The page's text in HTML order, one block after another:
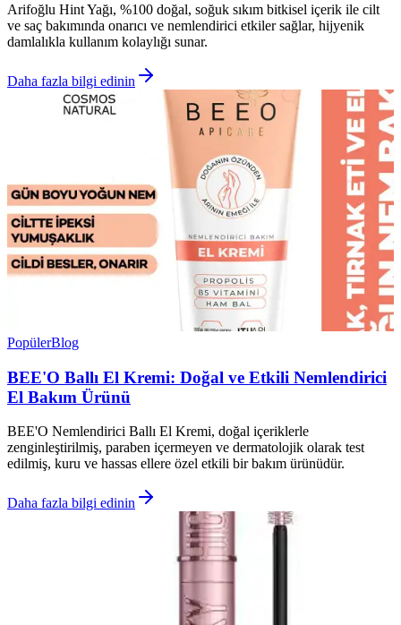
Arifoğlu Hint Yağı, %100 doğal, soğuk sıkım bitkisel içerik ile cilt
ve saç bakımında onarıcı ve nemlendirici etkiler sağlar, hijyenik
damlalıkla kullanım kolaylığı sunar.
Daha fazla bilgi edinin
PopülerBlog
BEE'O Ballı El Kremi: Doğal ve Etkili Nemlendirici
El Bakım Ürünü
BEE'O Nemlendirici Ballı El Kremi, doğal içeriklerle
zenginleştirilmiş, paraben içermeyen ve dermatolojik olarak test
edilmiş, kuru ve hassas ellere özel etkili bir bakım ürünüdür.
Daha fazla bilgi edinin